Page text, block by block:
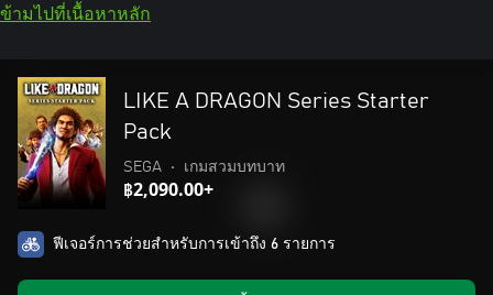
ข้ามไปที่เนื้อหาหลัก
LIKE A DRAGON Series Starter
Pack
SEGA • เกมสวมบทบาท
฿2,090.00+
ฟีเจอร์การช่วยสำหรับการเข้าถึง 6 รายการ